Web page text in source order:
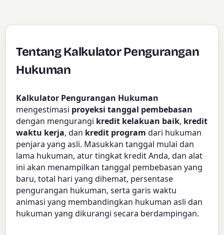
Tentang Kalkulator Pengurangan
Hukuman
Kalkulator Pengurangan Hukuman
mengestimasi proyeksi tanggal pembebasan
dengan mengurangi kredit kelakuan baik, kredit
waktu kerja, dan kredit program dari hukuman
penjara yang asli. Masukkan tanggal mulai dan
lama hukuman, atur tingkat kredit Anda, dan alat
ini akan menampilkan tanggal pembebasan yang
baru, total hari yang dihemat, persentase
pengurangan hukuman, serta garis waktu
animasi yang membandingkan hukuman asli dan
hukuman yang dikurangi secara berdampingan.